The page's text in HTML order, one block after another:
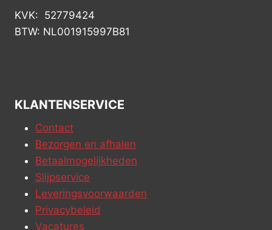
KVK: 52779424
BTW: NL001915997B81
KLANTENSERVICE
Contact
Bezorgen en afhalen
Betaalmogelijkheden
Slijpservice
Leveringsvoorwaarden
Privacybeleid
Vacatures